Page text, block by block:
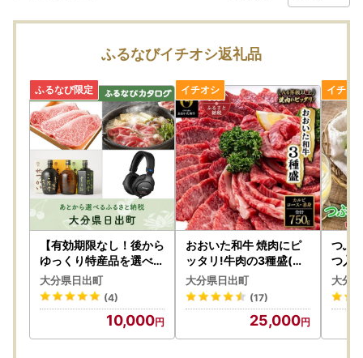
【ワンストップ特例申請書ダウンロードURL】
https://www.soumu.go.jp/main_content/000397109.pdf
上記URLに、添付書類についてご紹介しておりますのでご確
認ください。
(外部サイトへ遷移します。個人情報の保護は遷移先サイト
の方針に従います。)
【ワンストップ特例申請書提出先】
〒541-8790
大阪府大阪市中央区南本町１の６の２０ コーユービジネス
内 44341
大分県日出町 ふるさと納税 ワンストップ特例申請書類受
付係
◆電子申請
【自治体マイページからのオンラインワンストップ申請】
ふるなびイチオシ返礼品
【有効期限なし！後から
ゆっくり特産品を選べる
】大分県日出町カタログ
ポイント
大分県日出町
(4)
10,000
おおいた和牛 焼肉にピ
ッタリ!牛肉の3種盛(カ
ルビ・ロース・赤身)(合
計750g)_牛肉 肉 和牛
おおいた和牛 国産牛 霜
焼肉_【配送不可地域：
大分県日出町
(17)
25,000
つぶ
つ入り
特産品 つぶらな
ズ つぶらなかぼす カボ
ス ギフト プレゼント ジ
入り 大分県産 果汁飲料_
大分